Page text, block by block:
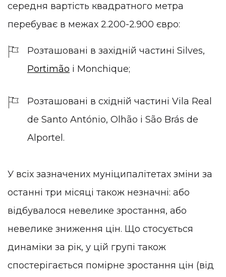
середня вартість квадратного метра
перебуває в межах 2.200-2.900 євро:
Розташовані в західній частині Silves,
Portimão і Monchique;
Розташовані в східній частині Vila Real
de Santo António, Olhão і São Brás de
Alportel.
У всіх зазначених муніципалітетах зміни за
останні три місяці також незначні: або
відбувалося невелике зростання, або
невелике зниження цін. Що стосується
динаміки за рік, у цій групі також
спостерігається помірне зростання цін (від